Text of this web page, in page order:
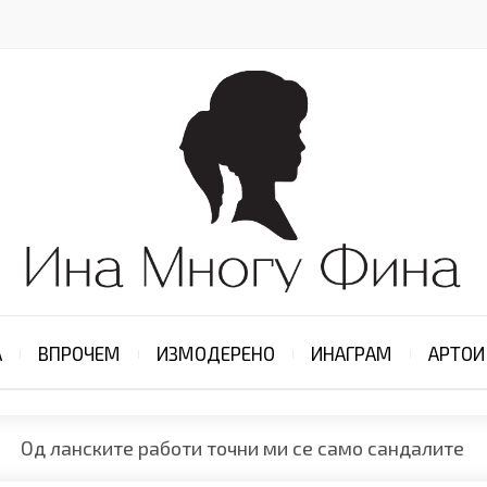
ВПРОЧЕМ ИЗМОДЕРЕНО ИНАГРАМ АРТОИ
Од ланските работи точни ми се само сандалите